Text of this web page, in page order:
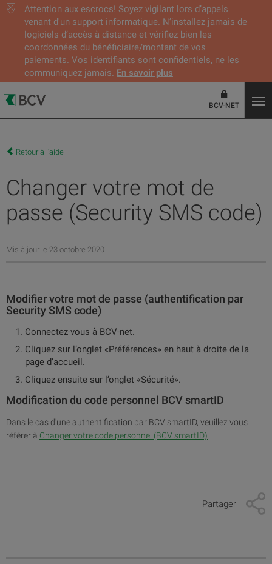
Attention aux escrocs! Soyez vigilant lors d’appels
venant d'un support informatique. N’installez jamais de
logiciels d’accès à distance et vérifiez bien les
coordonnées du bénéficiaire/montant de vos
paiements. Vos identifiants sont confidentiels, ne les
communiquez jamais. En savoir plus
BCV-NET
Retour à l'aide
Changer votre mot de
passe (Security SMS code)
Mis à jour le 23 octobre 2020
Modifier votre mot de passe (authentification par
Security SMS code)
Connectez-vous à BCV-net.
Cliquez sur l’onglet «Préférences» en haut à droite de la
page d’accueil.
Cliquez ensuite sur l’onglet «Sécurité».
Modification du code personnel BCV smartID
Dans le cas d'une authentification par BCV smartID, veuillez vous
référer à Changer votre code personnel (BCV smartID)
Partager